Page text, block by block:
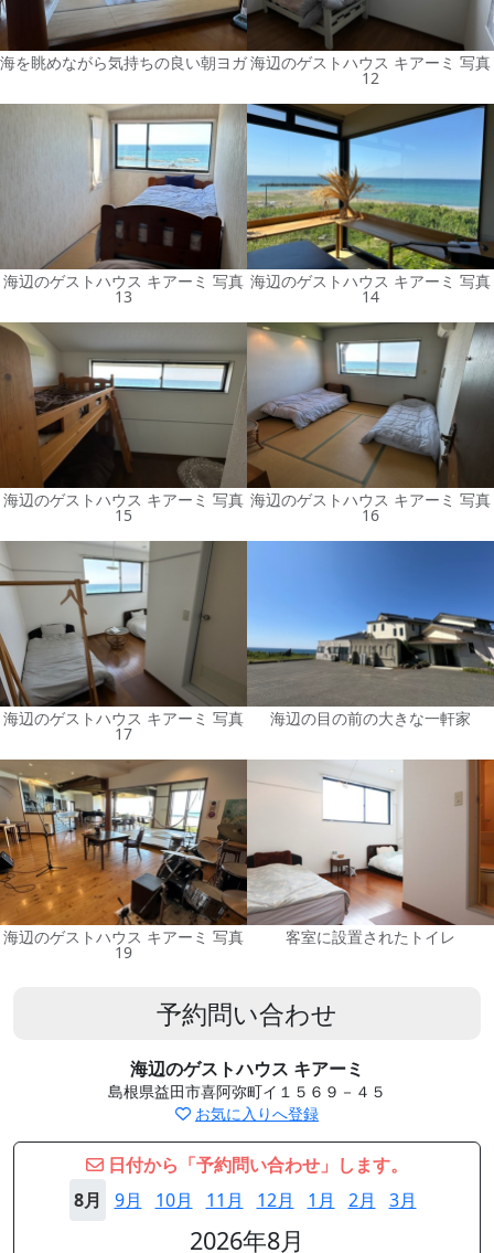
海を眺めながら気持ちの良い朝ヨガ海辺のゲストハウス キアーミ 写真
12
海辺のゲストハウス キアーミ 写真
13
海辺のゲストハウス キアーミ 写真
14
海辺のゲストハウス キアーミ 写真
15
海辺のゲストハウス キアーミ 写真
16
海辺のゲストハウス キアーミ 写真
17
海辺の目の前の大きな一軒家
海辺のゲストハウス キアーミ 写真
19
客室に設置されたトイレ
予約問い合わせ
海辺のゲストハウス キアーミ
島根県益田市喜阿弥町イ１５６９－４５
お気に入りへ登録
日付から「予約問い合わせ」します。
8月
9月 10月 11月 12月 1月 2月 3月
2026年8月